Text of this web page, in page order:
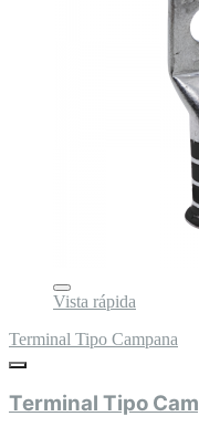
Vista rápida
Terminal Tipo Campana
Terminal Tipo